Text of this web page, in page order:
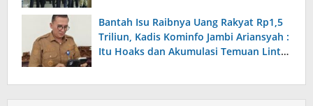
Bantah Isu Raibnya Uang Rakyat Rp1,5
Triliun, Kadis Kominfo Jambi Ariansyah :
Itu Hoaks dan Akumulasi Temuan Lintas